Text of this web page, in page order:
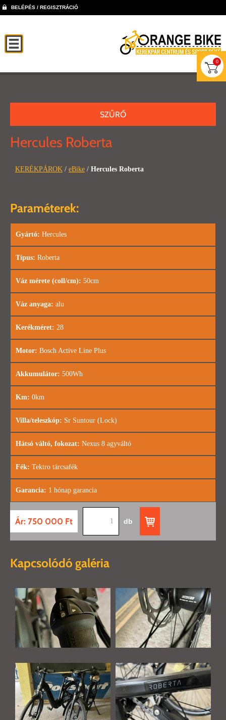
BELÉPÉS / REGISZTRÁCIÓ
0
SZŰRŐ
Hercules Roberta
KERÉKPÁROK / eBike / Hercules Roberta
Ár: 750 000 Ft db
Paraméterek:
Gyártó: Hercules
Típus: Roberta
Váz mérete (coll/cm): 50cm
Váz anyaga: alu
Kerékméret: 28
Motor: Bosch Active Line Plus
Akkumulátor: 500Wh
Km: 0km
Villa/teleszkóp: Sr Suntour (Lock)
Hátsó váltó, fokozat: Nexus 8 agyváltó
Fék: Tektro tárcsafék
Garancia: 1 hónap garancia
Kapcsolódó galéria